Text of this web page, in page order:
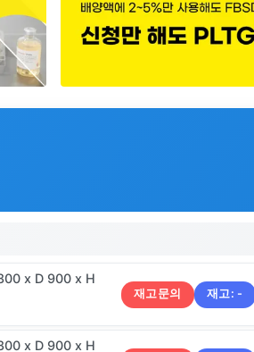
x D 900 x H
재고문의 재고: -
x D 900 x H